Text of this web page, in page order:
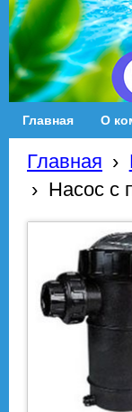
Главная О
Главная ›
› Насос с